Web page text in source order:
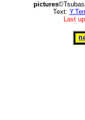
pictures
Text:
Last